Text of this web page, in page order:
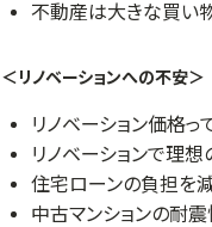
不動産は大きな買い物
＜リノベーションへの不安＞
リノベーション価格
リノベーションで理想
住宅ローンの負担を減
中古マンションの耐